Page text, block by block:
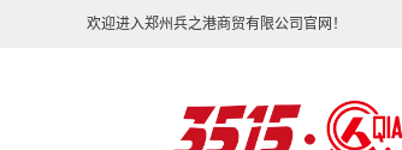
欢迎进入郑州兵之港商贸有限公司官网！